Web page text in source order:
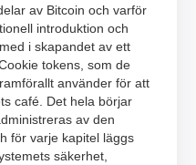
av Bitcoin och varför
introduktion och
i skapandet av ett
tokens, som de
använder för att
café. Det hela börjar
av den
för varje kapitel läggs
säkerhet,